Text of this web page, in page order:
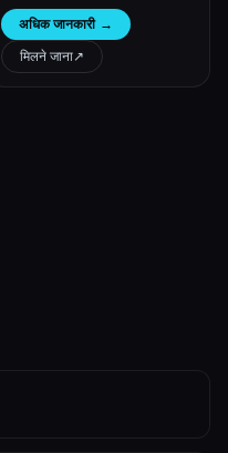
अधिक जानकारी →
मिलने जाना↗︎